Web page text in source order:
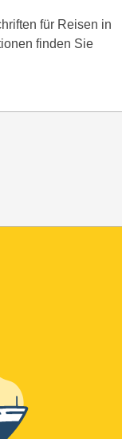
für Reisen in
finden Sie